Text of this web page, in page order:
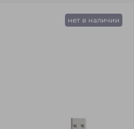
нет в наличии